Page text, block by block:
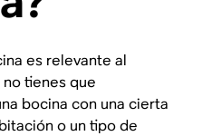
es relevante al
tienes que
bocina con una cierta
o un tipo de